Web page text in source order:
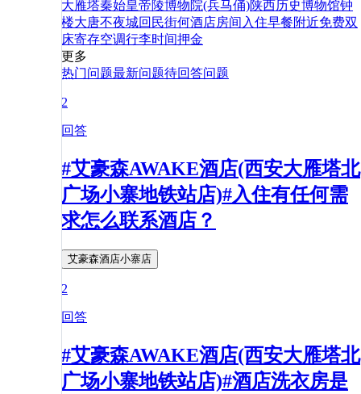
大雁塔秦始皇帝陵博物院(兵马俑)陕西历史博物馆钟
楼大唐不夜城回民街何酒店房间 入住早餐附近免费双
床寄存空调行李时间押金
更多
热门问题最新问题待回答问题
2
回答
#艾豪森AWAKE酒店(西安大雁塔北
广场小寨地铁站店)#入住有任何需
求怎么联系酒店？
艾豪森酒店小寨店
2
回答
#艾豪森AWAKE酒店(西安大雁塔北
广场小寨地铁站店)#酒店洗衣房是